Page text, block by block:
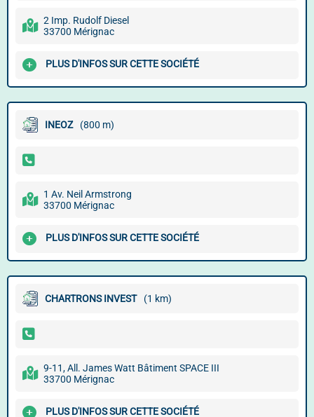
2 Imp. Rudolf Diesel
33700 Mérignac
PLUS D'INFOS SUR CETTE SOCIÉTÉ
INEOZ (800 m)
1 Av. Neil Armstrong
33700 Mérignac
PLUS D'INFOS SUR CETTE SOCIÉTÉ
CHARTRONS INVEST (1 km)
9-11, All. James Watt Bâtiment SPACE III
33700 Mérignac
PLUS D'INFOS SUR CETTE SOCIÉTÉ